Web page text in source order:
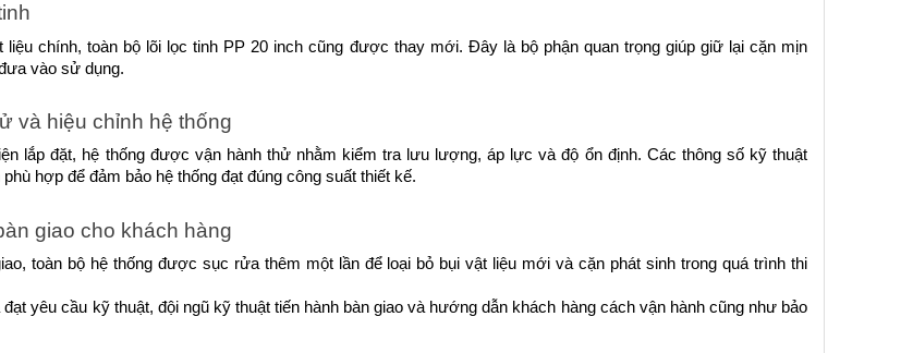
liệu chính, toàn bộ lõi lọc tinh PP 20 inch cũng được thay mới. Đây là bộ phận quan trọng giúp giữ lại cặn mịn
vào sử dụng.
và hiệu chỉnh hệ thống
lắp đặt, hệ thống được vận hành thử nhằm kiểm tra lưu lượng, áp lực và độ ổn định. Các thông số kỹ thuật
hợp để đảm bảo hệ thống đạt đúng công suất thiết kế.
giao cho khách hàng
toàn bộ hệ thống được sục rửa thêm một lần để loại bỏ bụi vật liệu mới và cặn phát sinh trong quá trình thi
yêu cầu kỹ thuật, đội ngũ kỹ thuật tiến hành bàn giao và hướng dẫn khách hàng cách vận hành cũng như bảo